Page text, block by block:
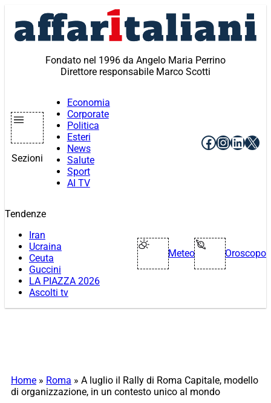
contenuto
Fondato nel 1996 da Angelo Maria Perrino
Direttore responsabile Marco Scotti
Sezioni
Economia
Corporate
Politica
Esteri
News
Salute
Sport
AI TV
Facebook
X
Tendenze
Iran
Ucraina
Ceuta
Guccini
LA PIAZZA 2026
Ascolti tv
Meteo Oroscopo
Home » Roma » A luglio il Rally di Roma Capitale, modello
di organizzazione, in un contesto unico al mondo